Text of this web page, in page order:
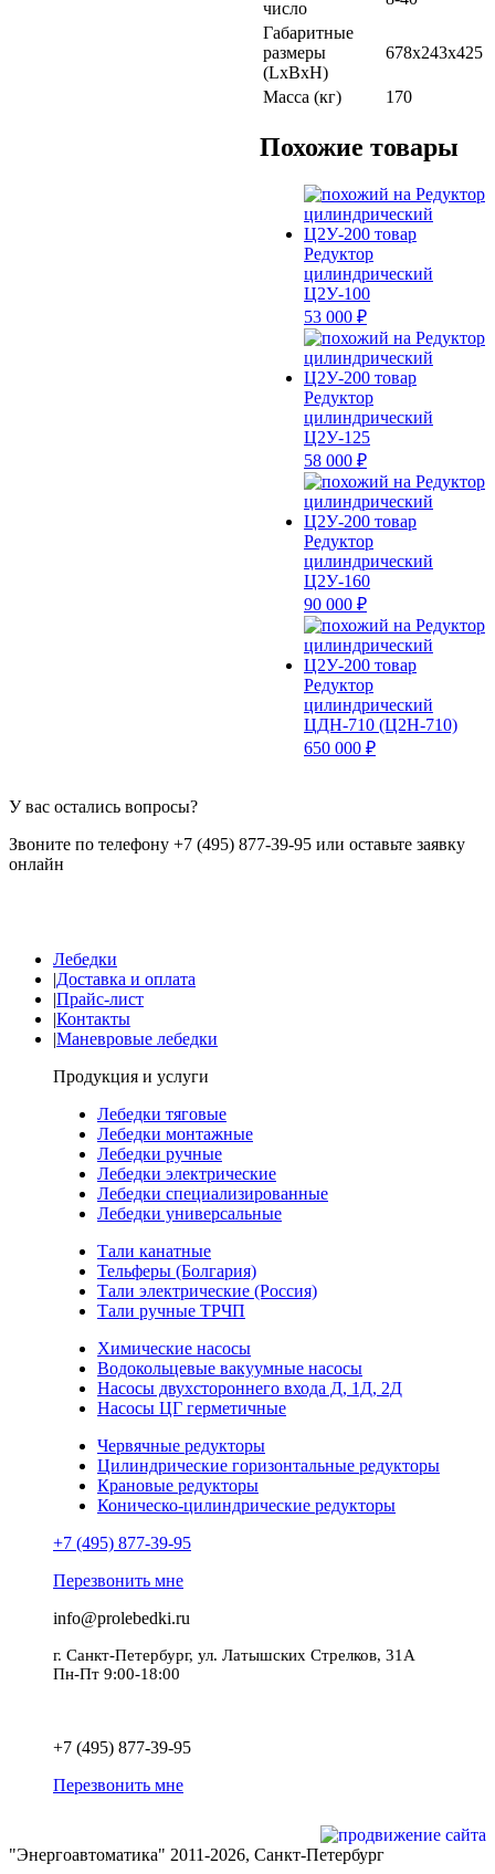
число
Габаритные
размеры
(LхBхH)
678х243х425
Масса (кг) 170
Похожие товары
Редуктор
цилиндрический
Ц2У-100
53 000 ₽
Редуктор
цилиндрический
Ц2У-125
58 000 ₽
Редуктор
цилиндрический
Ц2У-160
90 000 ₽
Редуктор
цилиндрический
ЦДН-710 (Ц2Н-710)
650 000 ₽
У вас остались вопросы?
Звоните по телефону +7 (495) 877-39-95 или оставьте заявку
онлайн
Лебедки
|Доставка и оплата
|Прайс-лист
|Контакты
|Маневровые лебедки
Продукция и услуги
Лебедки тяговые
Лебедки монтажные
Лебедки ручные
Лебедки электрические
Лебедки специализированные
Лебедки универсальные
Тали канатные
Тельферы (Болгария)
Тали электрические (Россия)
Тали ручные ТРЧП
Химические насосы
Водокольцевые вакуумные насосы
Насосы двухстороннего входа Д, 1Д, 2Д
Насосы ЦГ герметичные
Червячные редукторы
Цилиндрические горизонтальные редукторы
Крановые редукторы
Коническо-цилиндрические редукторы
+7 (495) 877-39-95
Перезвонить мне
info@prolebedki.ru
г. Санкт-Петербург, ул. Латышских Стрелков, 31А
Пн-Пт 9:00-18:00
+7 (495) 877-39-95
Перезвонить мне
"Энергоавтоматика" 2011-2026, Санкт-Петербург